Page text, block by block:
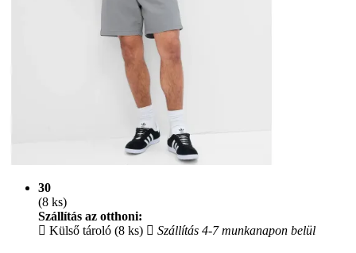
30
(8 ks)
Szállítás az otthoni:
Külső tároló (8 ks)
Szállítás 4-7 munkanapon belül